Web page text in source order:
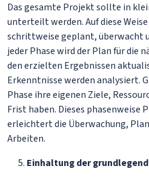
Das gesamte Projekt sollte in
unterteilt werden. Auf diese
schrittweise geplant, überwacht
jeder Phase wird der Plan für die
den erzielten Ergebnissen
Erkenntnisse werden analysiert.
Phase ihre eigenen Ziele,
Frist haben. Dieses
erleichtert die Überwachung,
Arbeiten.
Einhaltung der